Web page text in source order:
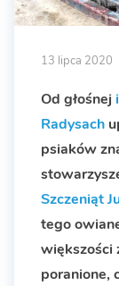
13 lipca 2020
Od głośnej
Radysach
psiaków
Szczeniąt
tego
większości
poranione,